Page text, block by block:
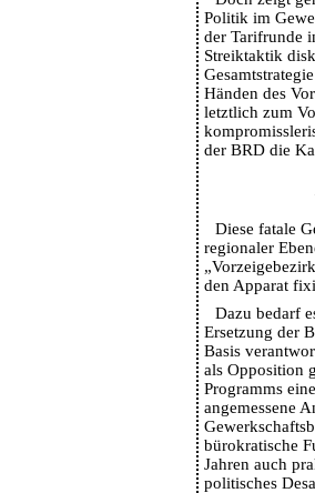
Politik im
der Tarifrunde
Streiktaktik
Händen des
letztlich zum
der BRD die
Diese fatale
regionaler
den Apparat
Dazu bedarf
Ersetzung der
Basis
als Opposition
Programms
angemessene
bürokratische
Jahren auch
politisches